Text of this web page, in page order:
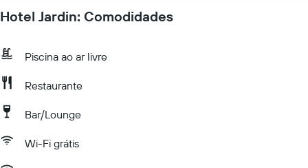
Hotel Jardin: Comodidades
Piscina ao ar livre
Restaurante
Bar/Lounge
Wi-Fi grátis